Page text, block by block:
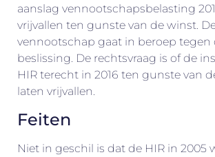
aanslag vennootschapsbelasting
vrijvallen ten gunste van de winst.
vennootschap gaat in beroep tegen
beslissing. De rechtsvraag is of de
HIR terecht in 2016 ten gunste van
laten vrijvallen.
Feiten
Niet in geschil is dat de HIR in 2005